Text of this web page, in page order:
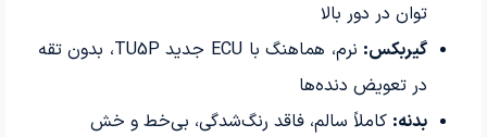
توان در دور بالا
گیربکس:
نرم، هماهنگ با ECU جدید TU5P، بدون تقه
در تعویض دنده‌ها
بدنه: کاملاً سالم، فاقد رنگ‌شدگی، بی‌خط و خش